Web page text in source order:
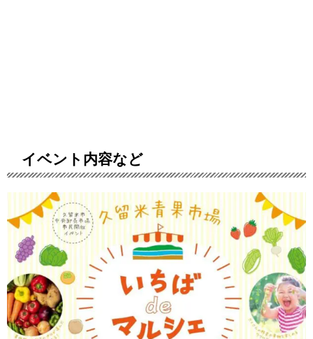
イベント内容など